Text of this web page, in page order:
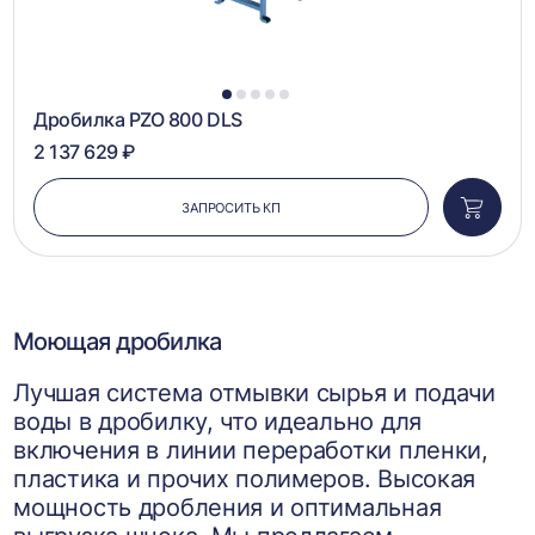
1 2 3 4 5
Дробилка PZO 800 DLS
2 137 629 ₽
ЗАПРОСИТЬ КП
в
Моющая дробилка
Лучшая система отмывки сырья и подачи
воды в дробилку, что идеально для
включения в линии переработки пленки,
пластика и прочих полимеров. Высокая
мощность дробления и оптимальная